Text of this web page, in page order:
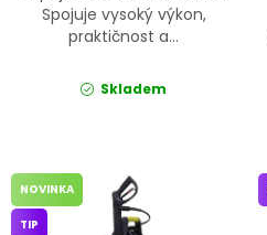
Spojuje vysoký výkon,
praktičnost a...
Skladem
NOVINKA
TIP